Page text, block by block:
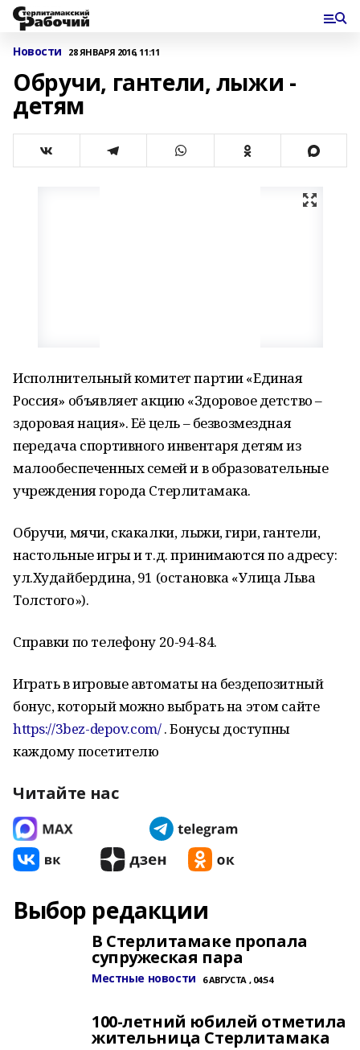
Новости 28 ЯНВАРЯ 2016, 11:11
Обручи, гантели, лыжи -
детям
Исполнительный комитет партии «Единая
Россия» объявляет акцию «Здоровое детство –
здоровая нация». Её цель – безвозмездная
передача спортивного инвентаря детям из
малообеспеченных семей и в образовательные
учреждения города Стерлитамака.
Обручи, мячи, скакалки, лыжи, гири, гантели,
настольные игры и т.д. принимаются по адресу:
ул.Худайбердина, 91 (остановка «Улица Льва
Толстого»).
Справки по телефону 20-94-84.
Играть в игровые автоматы на бездепозитный
бонус, который можно выбрать на этом сайте
https://3bez-depov.com/. Бонусы доступны
каждому посетителю
Читайте нас
Выбор редакции
В Стерлитамаке пропала
супружеская пара
Местные новости 6 АВГУСТА , 04:54
100-летний юбилей отметила
жительница Стерлитамака